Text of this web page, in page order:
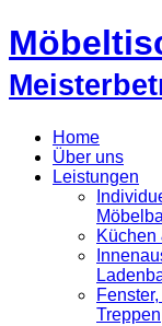
Home
Über uns
Leistungen
Küchen
Treppen